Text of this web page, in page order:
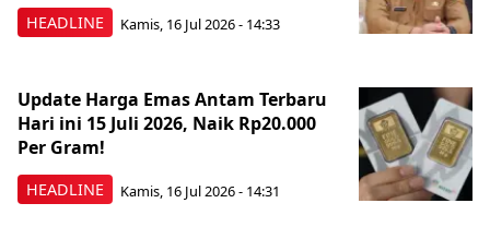
HEADLINE Kamis, 16 Jul 2026 - 14:33
HEADLINE
Update Harga Emas Antam Terbaru
Hari ini 15 Juli 2026, Naik Rp20.000
Per Gram!
Kamis, 16 Jul 2026 - 14:31